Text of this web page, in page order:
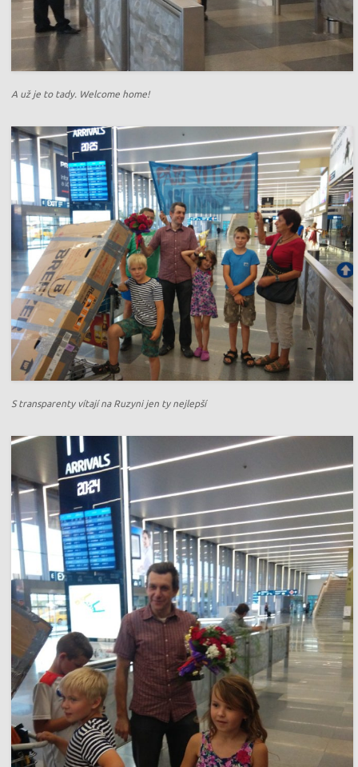
A už je to tady. Welcome home!
S transparenty vítají na Ruzyni jen ty nejlepší